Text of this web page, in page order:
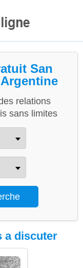
San
relations
sans limites
a discuter